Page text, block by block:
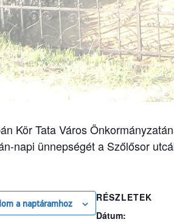
Kör Tata Város
napi ünnepségét a Szőlősor
a naptáramhoz
RÉSZLETEK
Dátum: